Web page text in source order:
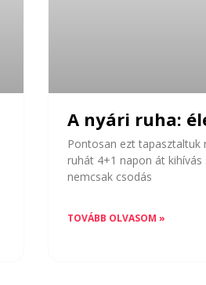
A nyári ruha:
Pontosan ezt tapasztaltuk
ruhát 4+1 napon át
nemcsak csodás
TOVÁBB OLVASOM »